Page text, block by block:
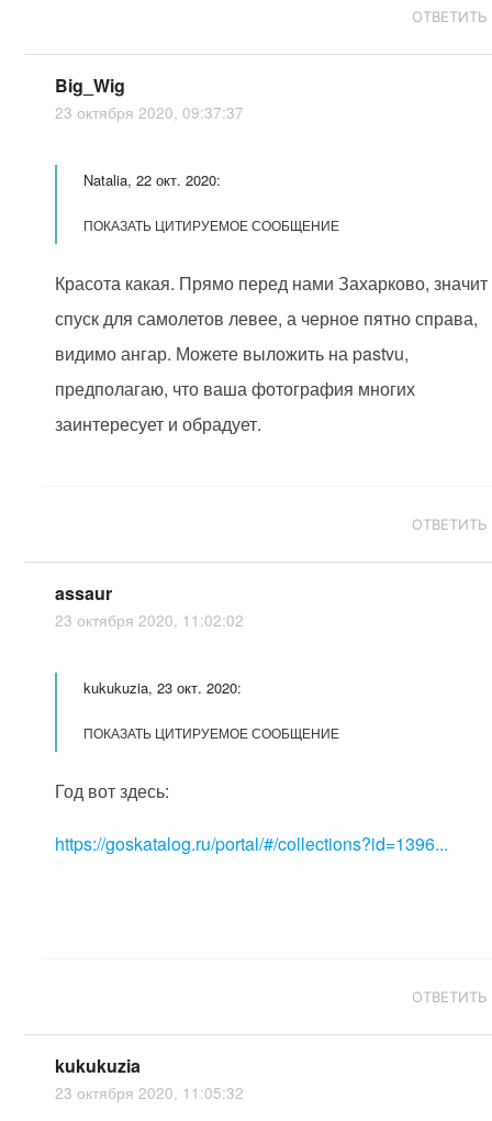
ОТВЕТИТЬ
Big_Wig
23 октября 2020, 09:37:37
Natalia, 22 окт. 2020:
ПОКАЗАТЬ ЦИТИРУЕМОЕ СООБЩЕНИЕ
Красота какая. Прямо перед нами Захарково, значит
спуск для самолетов левее, а черное пятно справа,
видимо ангар. Можете выложить на pastvu,
предполагаю, что ваша фотография многих
заинтересует и обрадует.
ОТВЕТИТЬ
assaur
23 октября 2020, 11:02:02
kukukuzia, 23 окт. 2020:
ПОКАЗАТЬ ЦИТИРУЕМОЕ СООБЩЕНИЕ
Год вот здесь:
https://goskatalog.ru/portal/#/collections?id=1396...
ОТВЕТИТЬ
kukukuzia
23 октября 2020, 11:05:32